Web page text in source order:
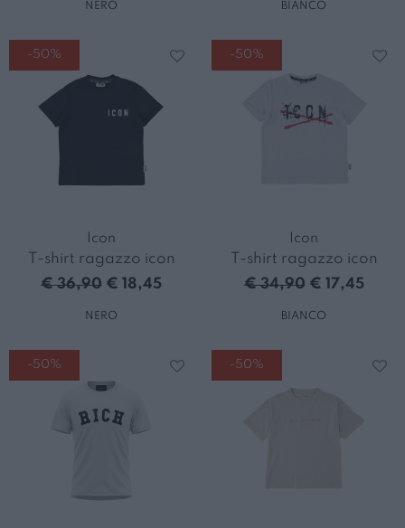
NERO BIANCO
-50%
Icon
T-shirt ragazzo icon
€ 36,90 € 18,45
NERO
-50%
Icon
T-shirt ragazzo icon
€ 34,90 € 17,45
BIANCO
-50% -50%